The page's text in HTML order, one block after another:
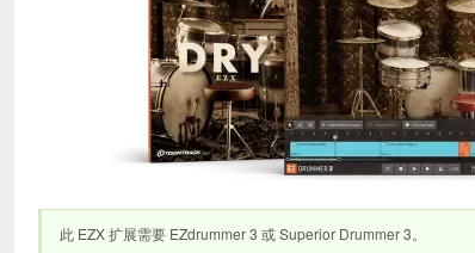
此 EZX 扩展需要 EZdrummer 3 或 Superior Drummer 3。